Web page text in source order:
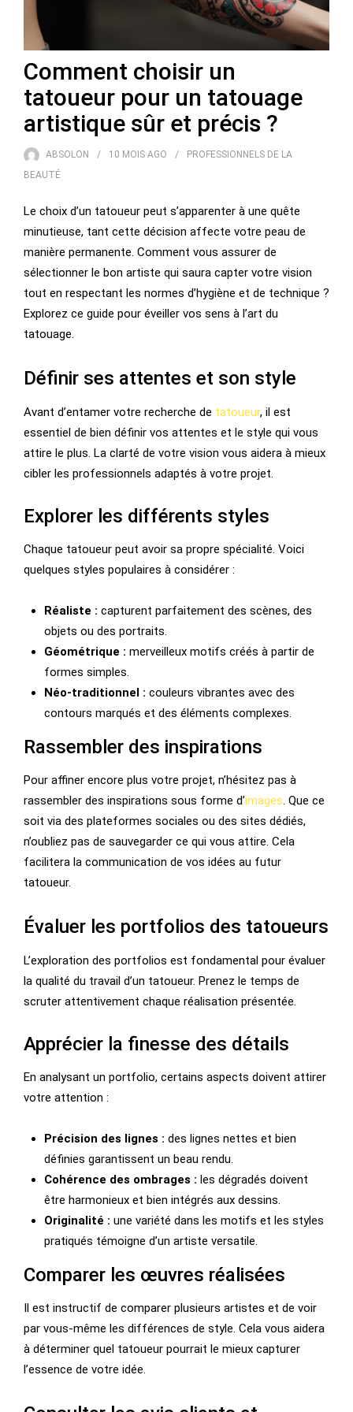
Comment choisir un
tatoueur pour un tatouage
artistique sûr et précis ?
ABSOLON 10 MOIS AGO
PROFESSIONNELS DE LA
BEAUTÉ
Le choix d’un tatoueur peut s’apparenter à une quête
minutieuse, tant cette décision affecte votre peau de
manière permanente. Comment vous assurer de
sélectionner le bon artiste qui saura capter votre vision
tout en respectant les normes d’hygiène et de technique ?
Explorez ce guide pour éveiller vos sens à l’art du
tatouage.
Définir ses attentes et son style
Avant d’entamer votre recherche de tatoueur, il est
essentiel de bien définir vos attentes et le style qui vous
attire le plus. La clarté de votre vision vous aidera à mieux
cibler les professionnels adaptés à votre projet.
Explorer les différents styles
Chaque tatoueur peut avoir sa propre spécialité. Voici
quelques styles populaires à considérer :
Réaliste : capturent parfaitement des scènes, des
objets ou des portraits.
Géométrique : merveilleux motifs créés à partir de
formes simples.
Néo-traditionnel : couleurs vibrantes avec des
contours marqués et des éléments complexes.
Rassembler des inspirations
Pour affiner encore plus votre projet, n’hésitez pas à
rassembler des inspirations sous forme d’images. Que ce
soit via des plateformes sociales ou des sites dédiés,
n’oubliez pas de sauvegarder ce qui vous attire. Cela
facilitera la communication de vos idées au futur
tatoueur.
Évaluer les portfolios des tatoueurs
L’exploration des portfolios est fondamental pour évaluer
la qualité du travail d’un tatoueur. Prenez le temps de
scruter attentivement chaque réalisation présentée.
Apprécier la finesse des détails
En analysant un portfolio, certains aspects doivent attirer
votre attention :
Précision des lignes : des lignes nettes et bien
définies garantissent un beau rendu.
Cohérence des ombrages : les dégradés doivent
être harmonieux et bien intégrés aux dessins.
Originalité : une variété dans les motifs et les styles
pratiqués témoigne d’un artiste versatile.
Comparer les œuvres réalisées
Il est instructif de comparer plusieurs artistes et de voir
par vous-même les différences de style. Cela vous aidera
à déterminer quel tatoueur pourrait le mieux capturer
l’essence de votre idée.